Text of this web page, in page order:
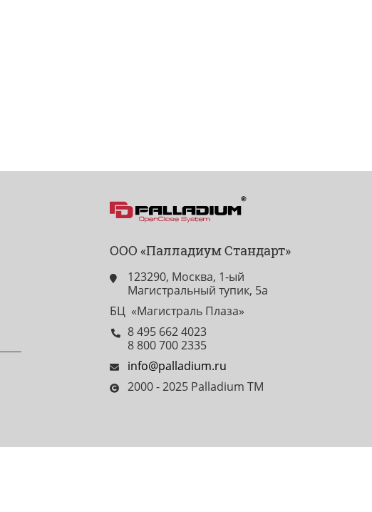
ООО «Палладиум Стандарт»
123290, Москва, 1-ый
Магистральный тупик, 5а
БЦ «Магистраль Плаза»
8 495 662 4023
8 800 700 2335
info@palladium.ru
2000 - 2025 Palladium TM